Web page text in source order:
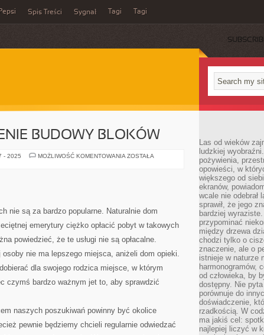
Pepsi Spis Treści Sygnał Tagi Tagi
BUDOWY BLOKÓW
- 2025 MOŻLIWOŚĆ KOMENTOWANIA SPRZĄTANIE
ZOSTAŁA
nie są za bardzo popularne. Naturalnie dom
emerytury ciężko opłacić pobyt w takowych
powiedzieć, że te usługi nie są opłacalne.
nie ma lepszego miejsca, aniżeli dom opieki.
dla swojego rodzica miejsce, w którym
czymś bardzo ważnym jet to, aby sprawdzić
naszych poszukiwań powinny być okolice
pewnie będziemy chcieli regularnie odwiedzać
Las od wieków
ludzkiej
pożywienia,
opowieści, w
większego od
ekranów,
wcale nie odebrał
sprawił, że jego
bardziej
przypominać
między drzewa
chodzi tylko o
znaczenie, ale o
istnieje w naturze
harmonogramów,
od człowieka, by
dostępny. Nie
porównuje do
doświadczenie,
rzadkością. W
ma jakiś cel:
najlepiej liczyć w